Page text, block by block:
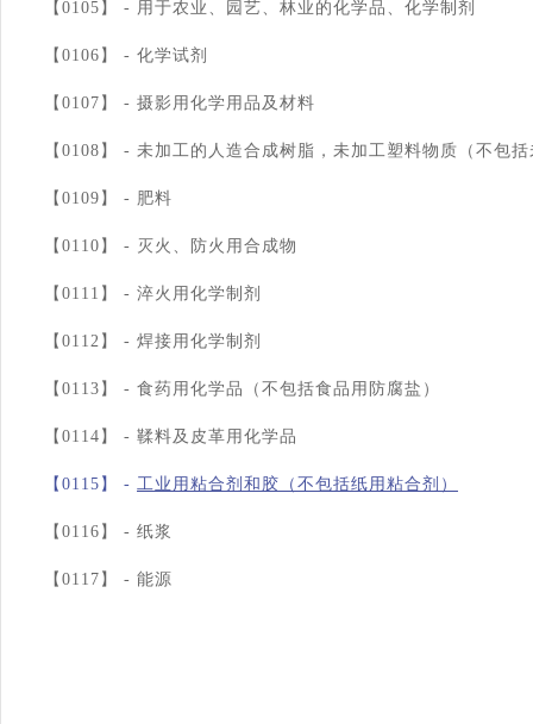
【0105】 - 用于农业、园艺、林业的化学品、化学制剂
【0106】 - 化学试剂
【0107】 - 摄影用化学用品及材料
【0108】 - 未加工的人造合成树脂，未加工塑料物质（不包
【0109】 - 肥料
【0110】 - 灭火、防火用合成物
【0111】 - 淬火用化学制剂
【0112】 - 焊接用化学制剂
【0113】 - 食药用化学品（不包括食品用防腐盐）
【0114】 - 鞣料及皮革用化学品
【0115】 - 工业用粘合剂和胶（不包括纸用粘合剂）
【0116】 - 纸浆
【0117】 - 能源